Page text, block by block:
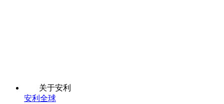
关于安利
安利全球